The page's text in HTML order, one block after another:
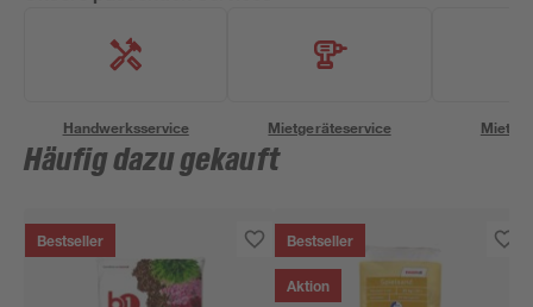
Handwerksservice Mietgeräteservice
Häufig dazu gekauft
Bestseller Bestseller
Aktion